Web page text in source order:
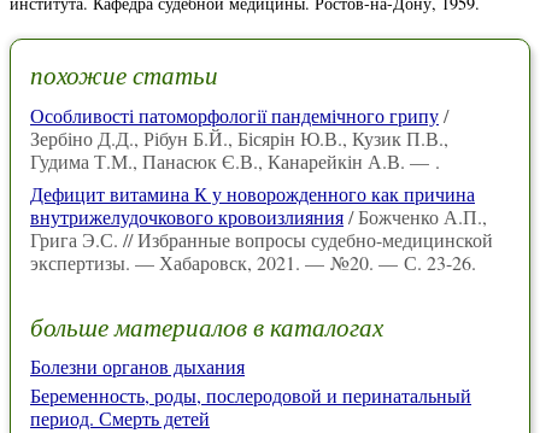
похожие статьи
Особливості патоморфології пандемічного грипу/
Зербіно Д.Д., Рібун Б.Й., Бісярін Ю.В., Кузик П.В.,
Гудима Т.М., Панасюк Є.В., Канарейкін А.В. — .
Дефицит витамина К у новорожденного как причина
внутрижелудочкового кровоизлияния/ Божченко А.П.,
Грига Э.С. // Избранные вопросы судебно-медицинской
экспертизы. — Хабаровск, 2021. — №20. — С. 23-26.
больше материалов в каталогах
Болезни органов дыхания
Беременность, роды, послеродовой и перинатальный
период. Смерть детей